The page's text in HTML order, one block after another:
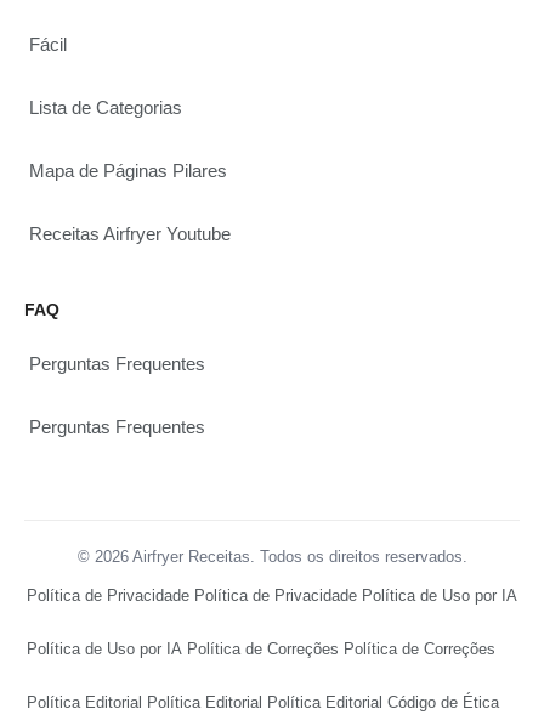
Fácil
Lista de Categorias
Mapa de Páginas Pilares
Receitas Airfryer Youtube
FAQ
Perguntas Frequentes
Perguntas Frequentes
© 2026 Airfryer Receitas. Todos os direitos reservados.
Política de Privacidade Política de Privacidade Política de Uso por IA
Política de Uso por IA Política de Correções Política de Correções
Política Editorial Política Editorial Política Editorial Código de Ética